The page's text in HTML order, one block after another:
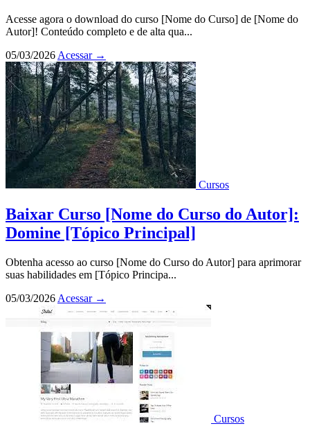
Acesse agora o download do curso [Nome do Curso] de [Nome do
Autor]! Conteúdo completo e de alta qua...
05/03/2026 Acessar →
Cursos
Baixar Curso [Nome do Curso do Autor]:
Domine [Tópico Principal]
Obtenha acesso ao curso [Nome do Curso do Autor] para aprimorar
suas habilidades em [Tópico Principa...
05/03/2026 Acessar →
Cursos